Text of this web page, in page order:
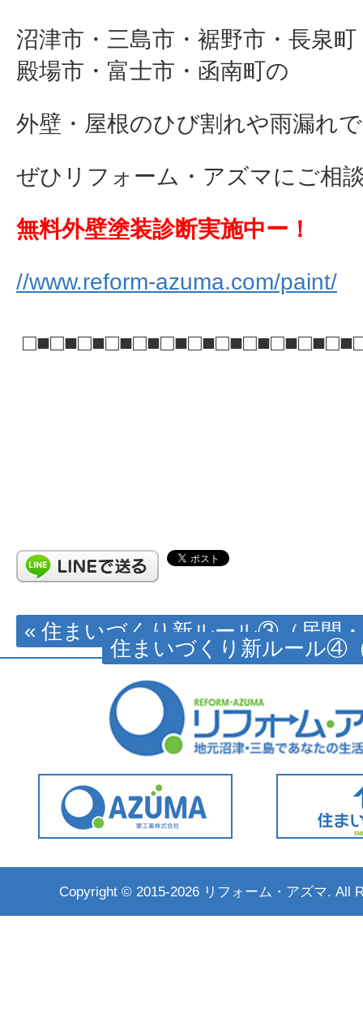
沼津市・三島市・裾野市・長泉
殿場市・富士市・函南町の
外壁・屋根のひび割れや雨漏れ
ぜひリフォーム・アズマにご相
無料外壁塗装診断実施中ー！
//www.reform-azuma.com/paint/
« 住まいづくり新ルール③（居間
住まいづくり新ルール④
Copyright © 2015-2026 リフォーム・アズマ. All